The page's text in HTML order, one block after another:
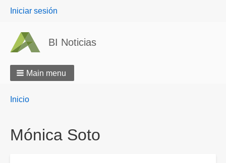
User
Iniciar sesión
BI Noticias
Main menu
Breadcrumbs
You
Inicio
Mónica Soto